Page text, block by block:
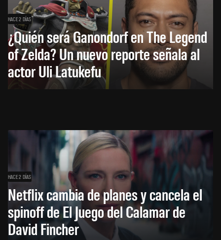
HACE 2 DÍAS
¿Quién será Ganondorf en The Legend
of Zelda? Un nuevo reporte señala al
actor Uli Latukefu
HACE 2 DÍAS
Netflix cambia de planes y cancela el
spinoff de El Juego del Calamar de
David Fincher